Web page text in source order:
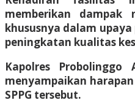
memberikan dampak
khususnya dalam
peningkatan kualitas
Kapolres Probolinggo
menyampaikan
SPPG tersebut.